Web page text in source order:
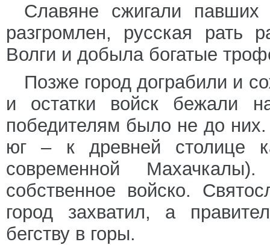
Славяне сжигали
разгромлен, русская рать
Волги и добыла богатые
Позже город дограбили и
и остатки войск бежали
победителям было не до
юг – к древней столице
современной
собственное войско.
город захватил, а
бегству в горы.